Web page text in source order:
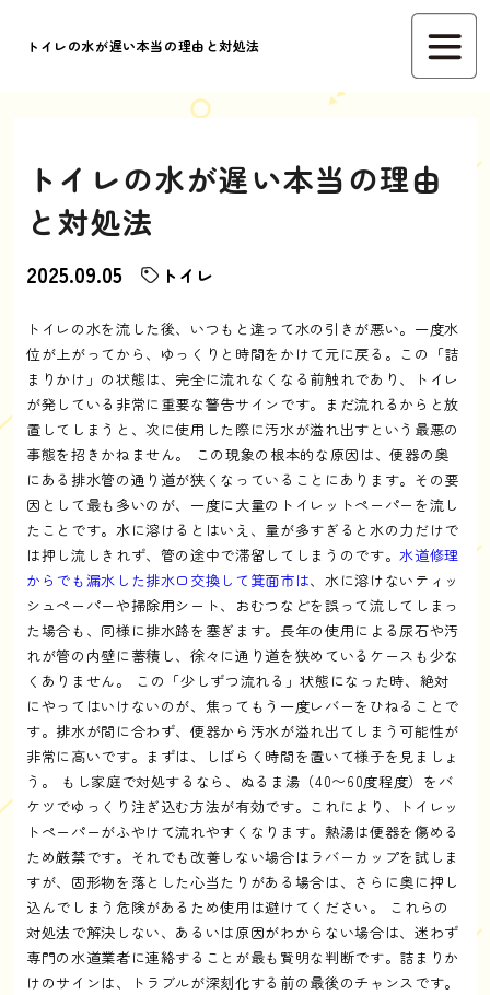
トイレの水が遅い本当の理由と対処法
トイレの水が遅い本当の理由
と対処法
2025.09.05 トイレ
トイレの水を流した後、いつもと違って水の引きが悪い。一度水
位が上がってから、ゆっくりと時間をかけて元に戻る。この「詰
まりかけ」の状態は、完全に流れなくなる前触れであり、トイレ
が発している非常に重要な警告サインです。まだ流れるからと放
置してしまうと、次に使用した際に汚水が溢れ出すという最悪の
事態を招きかねません。 この現象の根本的な原因は、便器の奥
にある排水管の通り道が狭くなっていることにあります。その要
因として最も多いのが、一度に大量のトイレットペーパーを流し
たことです。水に溶けるとはいえ、量が多すぎると水の力だけで
は押し流しきれず、管の途中で滞留してしまうのです。水道修理
からでも漏水した排水口交換して箕面市は、水に溶けないティッ
シュペーパーや掃除用シート、おむつなどを誤って流してしまっ
た場合も、同様に排水路を塞ぎます。長年の使用による尿石や汚
れが管の内壁に蓄積し、徐々に通り道を狭めているケースも少な
くありません。 この「少しずつ流れる」状態になった時、絶対
にやってはいけないのが、焦ってもう一度レバーをひねることで
す。排水が間に合わず、便器から汚水が溢れ出てしまう可能性が
非常に高いです。まずは、しばらく時間を置いて様子を見ましょ
う。 もし家庭で対処するなら、ぬるま湯（40〜60度程度）をバ
ケツでゆっくり注ぎ込む方法が有効です。これにより、トイレッ
トペーパーがふやけて流れやすくなります。熱湯は便器を傷める
ため厳禁です。それでも改善しない場合はラバーカップを試しま
すが、固形物を落とした心当たりがある場合は、さらに奥に押し
込んでしまう危険があるため使用は避けてください。 これらの
対処法で解決しない、あるいは原因がわからない場合は、迷わず
専門の水道業者に連絡することが最も賢明な判断です。詰まりか
けのサインは、トラブルが深刻化する前の最後のチャンスです。